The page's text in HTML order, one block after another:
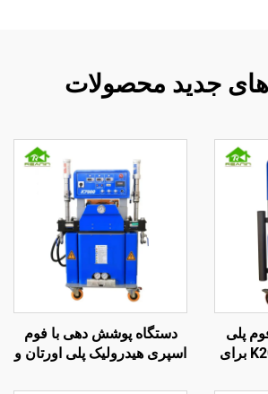
جدید محصولات
پلی
اورتان PU مدل K2000 برای
دستگاه پوشش دهی با فوم
اسپری هیدرولیک پلی اورتان و